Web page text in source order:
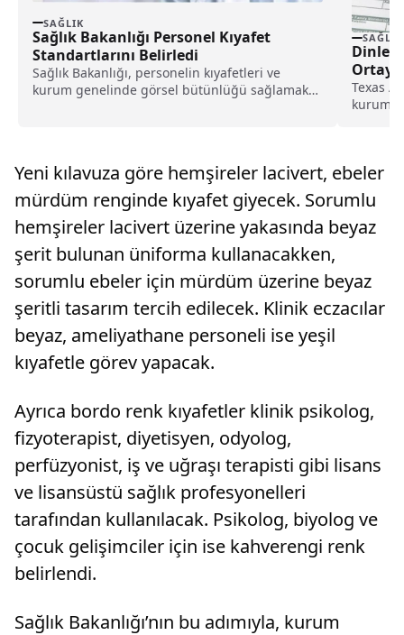
SAĞLIK
Sağlık Bakanlığı Personel Kıyafet
Standartlarını Belirledi
Sağlık Bakanlığı, personelin kıyafetleri ve
kurum genelinde görsel bütünlüğü sağlamak
SAĞLIK
Ortaya
Texas
Yeni kılavuza göre hemşireler lacivert, ebeler
mürdüm renginde kıyafet giyecek. Sorumlu
hemşireler lacivert üzerine yakasında beyaz
şerit bulunan üniforma kullanacakken,
sorumlu ebeler için mürdüm üzerine beyaz
şeritli tasarım tercih edilecek. Klinik eczacılar
beyaz, ameliyathane personeli ise yeşil
kıyafetle görev yapacak.
Ayrıca bordo renk kıyafetler klinik psikolog,
fizyoterapist, diyetisyen, odyolog,
perfüzyonist, iş ve uğraşı terapisti gibi lisans
ve lisansüstü sağlık profesyonelleri
tarafından kullanılacak. Psikolog, biyolog ve
çocuk gelişimciler için ise kahverengi renk
belirlendi.
Sağlık Bakanlığı’nın bu adımıyla, kurum